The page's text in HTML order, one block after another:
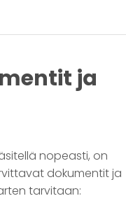
ja
nopeasti, on
dokumentit ja
tarvitaan: